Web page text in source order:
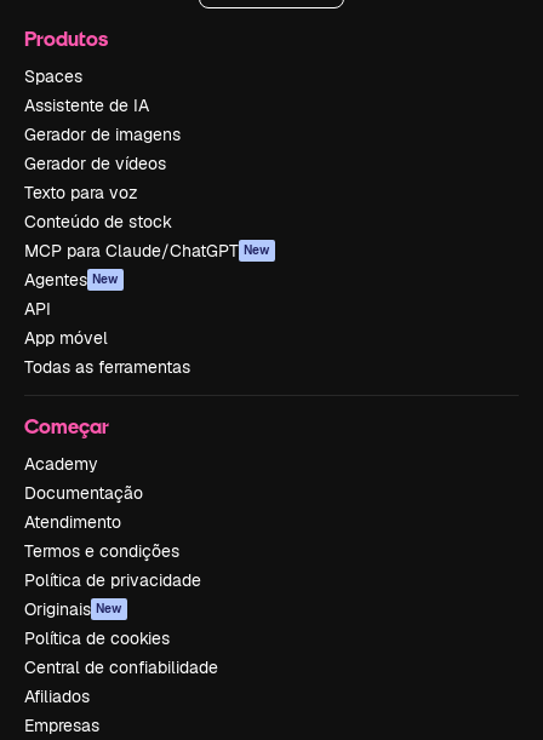
Produtos
Spaces
Assistente de IA
Gerador de imagens
Gerador de vídeos
Texto para voz
Conteúdo de stock
MCP para Claude/ChatGPT New
Agentes New
API
App móvel
Todas as ferramentas
Começar
Academy
Documentação
Atendimento
Termos e condições
Política de privacidade
Originais New
Política de cookies
Central de confiabilidade
Afiliados
Empresas